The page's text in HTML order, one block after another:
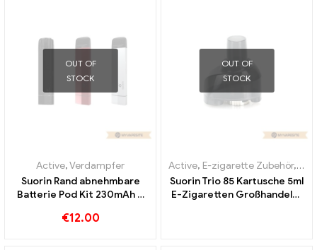
OUT OF
STOCK
Active,Verdampfer
Suorin Rand abnehmbare
Batterie Pod Kit 230mAh &
Großhandel丨Custom
€12.00
OUT OF
STOCK
Active, E-zigarette Zubehör,
Suorin Trio 85 Kartusche 5ml
E-Zigaretten Großhandel丨